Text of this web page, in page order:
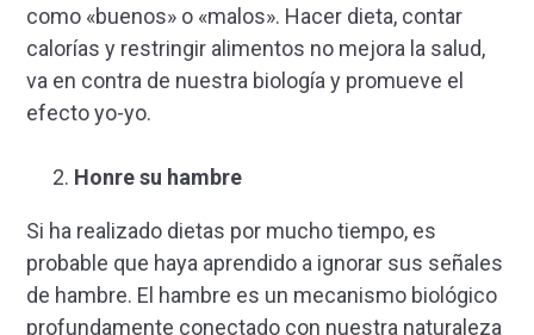
como «buenos» o «malos». Hacer dieta, contar
calorías y restringir alimentos no mejora la salud,
va en contra de nuestra biología y promueve el
efecto yo-yo.
Honre su hambre
Si ha realizado dietas por mucho tiempo, es
probable que haya aprendido a ignorar sus señales
de hambre. El hambre es un mecanismo biológico
profundamente conectado con nuestra naturaleza